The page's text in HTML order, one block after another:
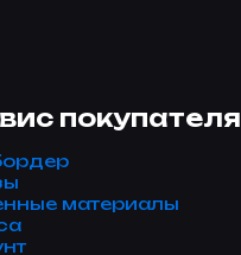
покупателя
материалы